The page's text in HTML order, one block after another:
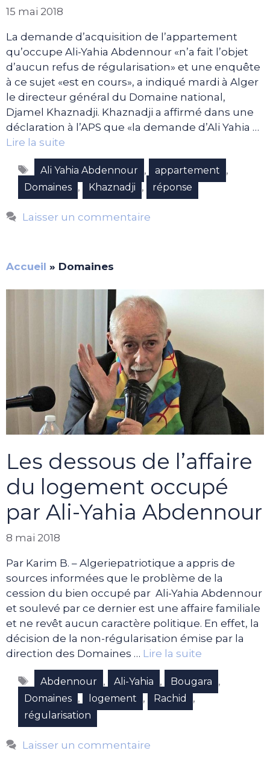
15 mai 2018
La demande d’acquisition de l’appartement
qu’occupe Ali-Yahia Abdennour «n’a fait l’objet
d’aucun refus de régularisation» et une enquête
à ce sujet «est en cours», a indiqué mardi à Alger
le directeur général du Domaine national,
Djamel Khaznadji. Khaznadji a affirmé dans une
déclaration à l’APS que «la demande d’Ali Yahia …
Lire la suite
Étiquettes
Ali Yahia Abdennour , appartement ,
Domaines , Khaznadji , réponse
Laisser un commentaire
Accueil » Domaines
Les dessous de l’affaire
du logement occupé
par Ali-Yahia Abdennour
8 mai 2018
Par Karim B. – Algeriepatriotique a appris de
sources informées que le problème de la
cession du bien occupé par Ali-Yahia Abdennour
et soulevé par ce dernier est une affaire familiale
et ne revêt aucun caractère politique. En effet, la
décision de la non-régularisation émise par la
direction des Domaines … Lire la suite
Étiquettes
Abdennour , Ali-Yahia , Bougara ,
Domaines , logement , Rachid ,
régularisation
Laisser un commentaire